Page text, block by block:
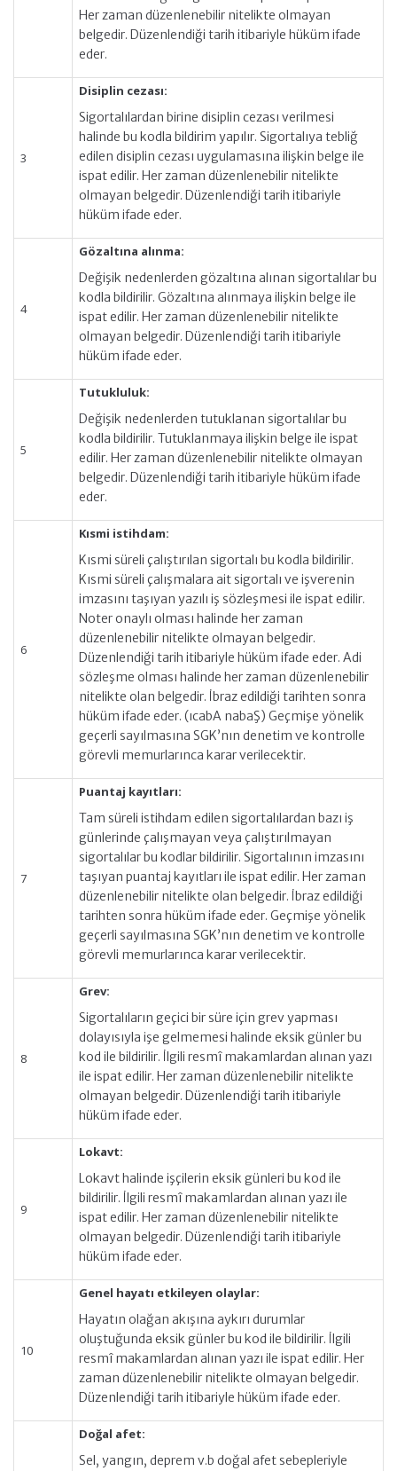
Her zaman düzenlenebilir nitelikte olmayan
belgedir. Düzenlendiği tarih itibariyle hüküm ifade
eder.
3
Disiplin cezası:
Sigortalılardan birine disiplin cezası verilmesi
halinde bu kodla bildirim yapılır. Sigortalıya tebliğ
edilen disiplin cezası uygulamasına ilişkin belge ile
ispat edilir. Her zaman düzenlenebilir nitelikte
olmayan belgedir. Düzenlendiği tarih itibariyle
hüküm ifade eder.
4
Gözaltına alınma:
Değişik nedenlerden gözaltına alınan sigortalılar bu
kodla bildirilir. Gözaltına alınmaya ilişkin belge ile
ispat edilir. Her zaman düzenlenebilir nitelikte
olmayan belgedir. Düzenlendiği tarih itibariyle
hüküm ifade eder.
5
Tutukluluk:
Değişik nedenlerden tutuklanan sigortalılar bu
kodla bildirilir. Tutuklanmaya ilişkin belge ile ispat
edilir. Her zaman düzenlenebilir nitelikte olmayan
belgedir. Düzenlendiği tarih itibariyle hüküm ifade
eder.
6
Kısmi istihdam:
Kısmi süreli çalıştırılan sigortalı bu kodla bildirilir.
Kısmi süreli çalışmalara ait sigortalı ve işverenin
imzasını taşıyan yazılı iş sözleşmesi ile ispat edilir.
Noter onaylı olması halinde her zaman
düzenlenebilir nitelikte olmayan belgedir.
Düzenlendiği tarih itibariyle hüküm ifade eder. Adi
sözleşme olması halinde her zaman düzenlenebilir
nitelikte olan belgedir. İbraz edildiği tarihten sonra
hüküm ifade eder. (ıcabA nabaŞ) Geçmişe yönelik
geçerli sayılmasına SGK’nın denetim ve kontrolle
görevli memurlarınca karar verilecektir.
7
Puantaj kayıtları:
Tam süreli istihdam edilen sigortalılardan bazı iş
günlerinde çalışmayan veya çalıştırılmayan
sigortalılar bu kodlar bildirilir. Sigortalının imzasını
taşıyan puantaj kayıtları ile ispat edilir. Her zaman
düzenlenebilir nitelikte olan belgedir. İbraz edildiği
tarihten sonra hüküm ifade eder. Geçmişe yönelik
geçerli sayılmasına SGK’nın denetim ve kontrolle
görevli memurlarınca karar verilecektir.
8
Grev:
Sigortalıların geçici bir süre için grev yapması
dolayısıyla işe gelmemesi halinde eksik günler bu
kod ile bildirilir. İlgili resmî makamlardan alınan yazı
ile ispat edilir. Her zaman düzenlenebilir nitelikte
olmayan belgedir. Düzenlendiği tarih itibariyle
hüküm ifade eder.
9
Lokavt:
Lokavt halinde işçilerin eksik günleri bu kod ile
bildirilir. İlgili resmî makamlardan alınan yazı ile
ispat edilir. Her zaman düzenlenebilir nitelikte
olmayan belgedir. Düzenlendiği tarih itibariyle
hüküm ifade eder.
10
Genel hayatı etkileyen olaylar:
Hayatın olağan akışına aykırı durumlar
oluştuğunda eksik günler bu kod ile bildirilir. İlgili
resmî makamlardan alınan yazı ile ispat edilir. Her
zaman düzenlenebilir nitelikte olmayan belgedir.
Düzenlendiği tarih itibariyle hüküm ifade eder.
Doğal afet:
Sel, yangın, deprem v.b doğal afet sebepleriyle